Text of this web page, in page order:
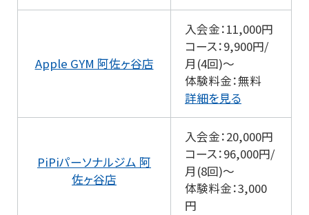
Apple GYM 阿佐ヶ谷店
入会金：11,000円
コース：9,900円/
月(4回)～
体験料金：無料
詳細を見る
PiPiパーソナルジム 阿
佐ヶ谷店
入会金：20,000円
コース：96,000円/
月(8回)～
体験料金：3,000
円